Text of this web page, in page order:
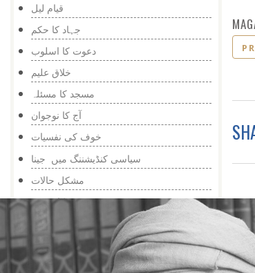
قیام لیل
جہاد کا حکم
دعوت کا اسلوب
خلاق علیم
مسجد کا مسئلہ
آج کا نوجوان
خوف کی نفسیات
سیاسی کنڈیشننگ میں جینا
مشکل حالات
ختم نبوت کا عقیدہ
بڑھاپا رمائنڈر کا زمانہ
غیر متحقق بات کا چرچا
اپنے خلاف